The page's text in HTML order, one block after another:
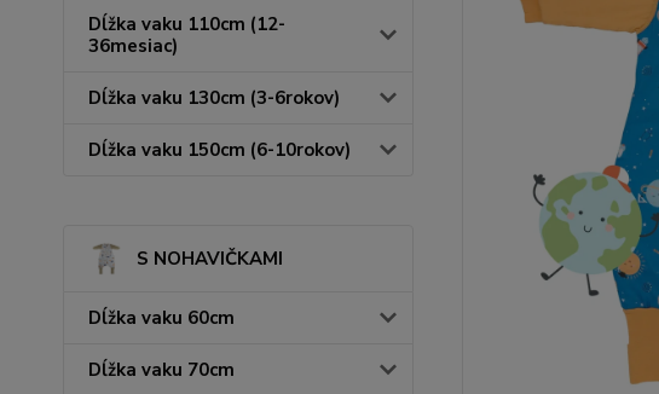
Dĺžka vaku 110cm (12-
36mesiac)
Dĺžka vaku 130cm (3-6rokov)
Dĺžka vaku 150cm (6-10rokov)
S NOHAVIČKAMI
Dĺžka vaku 60cm
Dĺžka vaku 70cm